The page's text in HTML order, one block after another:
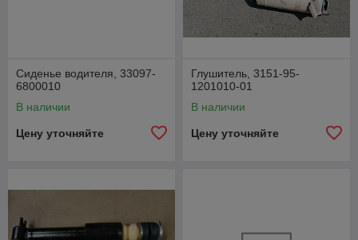
Сиденье водителя, 33097-
6800010
В наличии
Цену уточняйте
Глушитель, 3151-95-
1201010-01
В наличии
Цену уточняйте